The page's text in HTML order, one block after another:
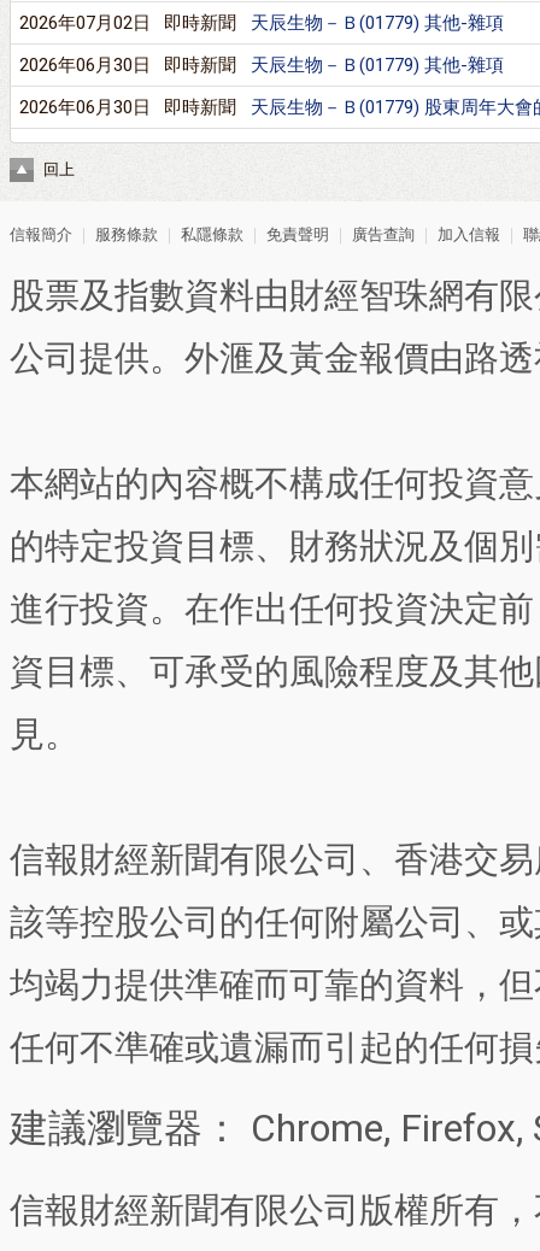
2026年07月02日 即時新聞
天辰生物－Ｂ(01779) 其他-雜項
2026年06月30日
即時新聞
天辰生物－Ｂ(01779) 其他-雜項
2026年06月30日
即時新聞 天辰生物－Ｂ(01779) 股東周年大會
回上
信報簡介 服務條款 私隱條款 免責聲明 廣告查詢 加入信報
股票及指數資料由財經智珠網有
公司提供。外滙及黃金報價由路
本網站的內容概不構成任何投資
的特定投資目標、財務狀況及個
進行投資。在作出任何投資決定
資目標、可承受的風險程度及其
見。
信報財經新聞有限公司、香港交
該等控股公司的任何附屬公司、
均竭力提供準確而可靠的資料，
任何不準確或遺漏而引起的任何
建議瀏覽器： Chrome, Firefox,
信報財經新聞有限公司版權所有